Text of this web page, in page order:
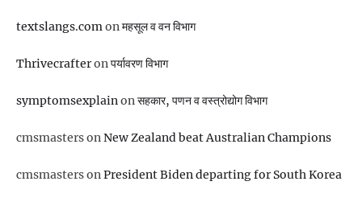
textslangs.comonमहसूल व वन विभाग
Thrivecrafteronपर्यावरण विभाग
symptomsexplainonसहकार, पणन व वस्‍त्रोद्योग विभाग
cmsmastersonNew Zealand beat Australian Champions
cmsmastersonPresident Biden departing for South Korea